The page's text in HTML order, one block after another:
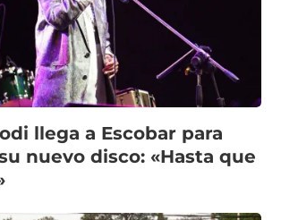
llega a Escobar para
nuevo disco: «Hasta que